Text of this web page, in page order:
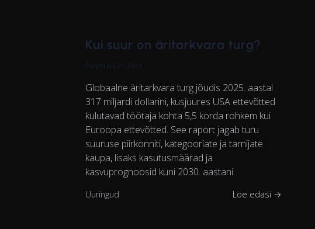
Kui suur on äritarkvara turg?
Rasmus Leichter
Globaalne äritarkvara turg jõudis 2025. aastal
317 miljardi dollarini, kusjuures USA ettevõtted
kulutavad töötaja kohta 5,5 korda rohkem kui
Euroopa ettevõtted. See raport jagab turu
suuruse piirkonniti, kategooriate ja tarnijate
kaupa, lisaks kasutusmäärad ja
kasvuprognoosid kuni 2030. aastani.
Uuringud Loe edasi →